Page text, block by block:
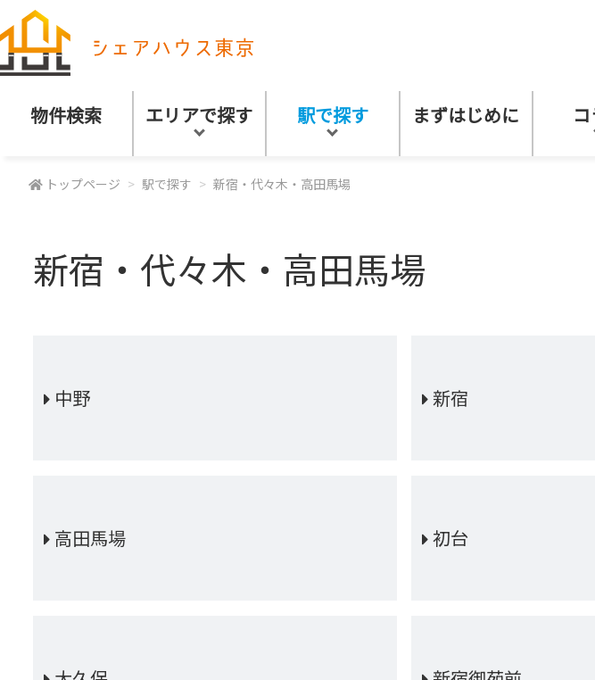
物件検索 エリアで探す 駅で探す まずはじめに
トップページ 駅で探す 新宿・代々木・高田馬場
新宿・代々木・高田馬場
中野 新宿
高田馬場 初台